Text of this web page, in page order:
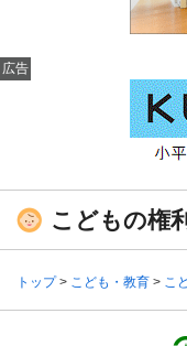
広告
こどもの権利
トップ> こども・教育 > こ